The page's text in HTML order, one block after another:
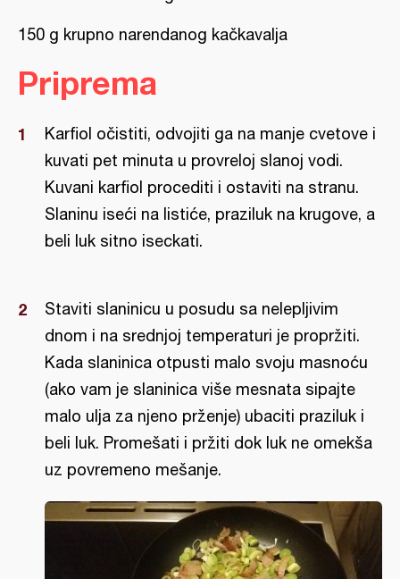
150 g krupno narendanog kačkavalja
Priprema
Karfiol očistiti, odvojiti ga na manje cvetove i
kuvati pet minuta u provreloj slanoj vodi.
Kuvani karfiol procediti i ostaviti na stranu.
Slaninu iseći na listiće, praziluk na krugove, a
beli luk sitno iseckati.
Staviti slaninicu u posudu sa nelepljivim
dnom i na srednjoj temperaturi je propržiti.
Kada slaninica otpusti malo svoju masnoću
(ako vam je slaninica više mesnata sipajte
malo ulja za njeno prženje) ubaciti praziluk i
beli luk. Promešati i pržiti dok luk ne omekša
uz povremeno mešanje.